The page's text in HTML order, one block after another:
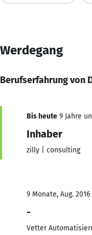
Werdegang
Berufserfahrung von
Bis heute 9 Jahre
Inhaber
zilly | consulting
9 Monate, Aug. 2016
-
Vetter